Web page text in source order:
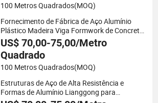
100 Metros Quadrados(MOQ)
Fornecimento de Fábrica de Aço Alumínio
Plástico Madeira Viga Formwork de Concreto
para Construção de Parede Coluna e Laje
US$ 70,00-75,00/Metro
Quadrado
100 Metros Quadrados(MOQ)
Estruturas de Aço de Alta Resistência e
Formas de Alumínio Lianggong para